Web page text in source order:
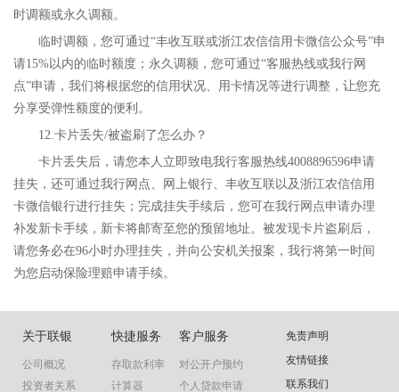
时调额或永久调额。
临时调额，您可通过“丰收互联或浙江农信信用卡微信公众号”申
请15%以内的临时额度；永久调额，您可通过“客服热线或我行网
点”申请，我们将根据您的信用状况、用卡情况等进行调整，让您充
分享受弹性额度的便利。
12.卡片丢失/被盗刷了怎么办？
卡片丢失后，请您本人立即致电我行客服热线4008896596申请
挂失，还可通过我行网点、网上银行、丰收互联以及浙江农信信用
卡微信银行进行挂失；完成挂失手续后，您可在我行网点申请办理
补发新卡手续，新卡将邮寄至您的预留地址。被发现卡片盗刷后，
请您务必在96小时办理挂失，并向公安机关报案，我行将第一时间
为您启动保险理赔申请手续。
关于联银
公司概况
投资者关系
快捷服务
存取款利率
计算器
客户服务
对公开户预约
个人贷款申请
免责声明
友情链接
联系我们